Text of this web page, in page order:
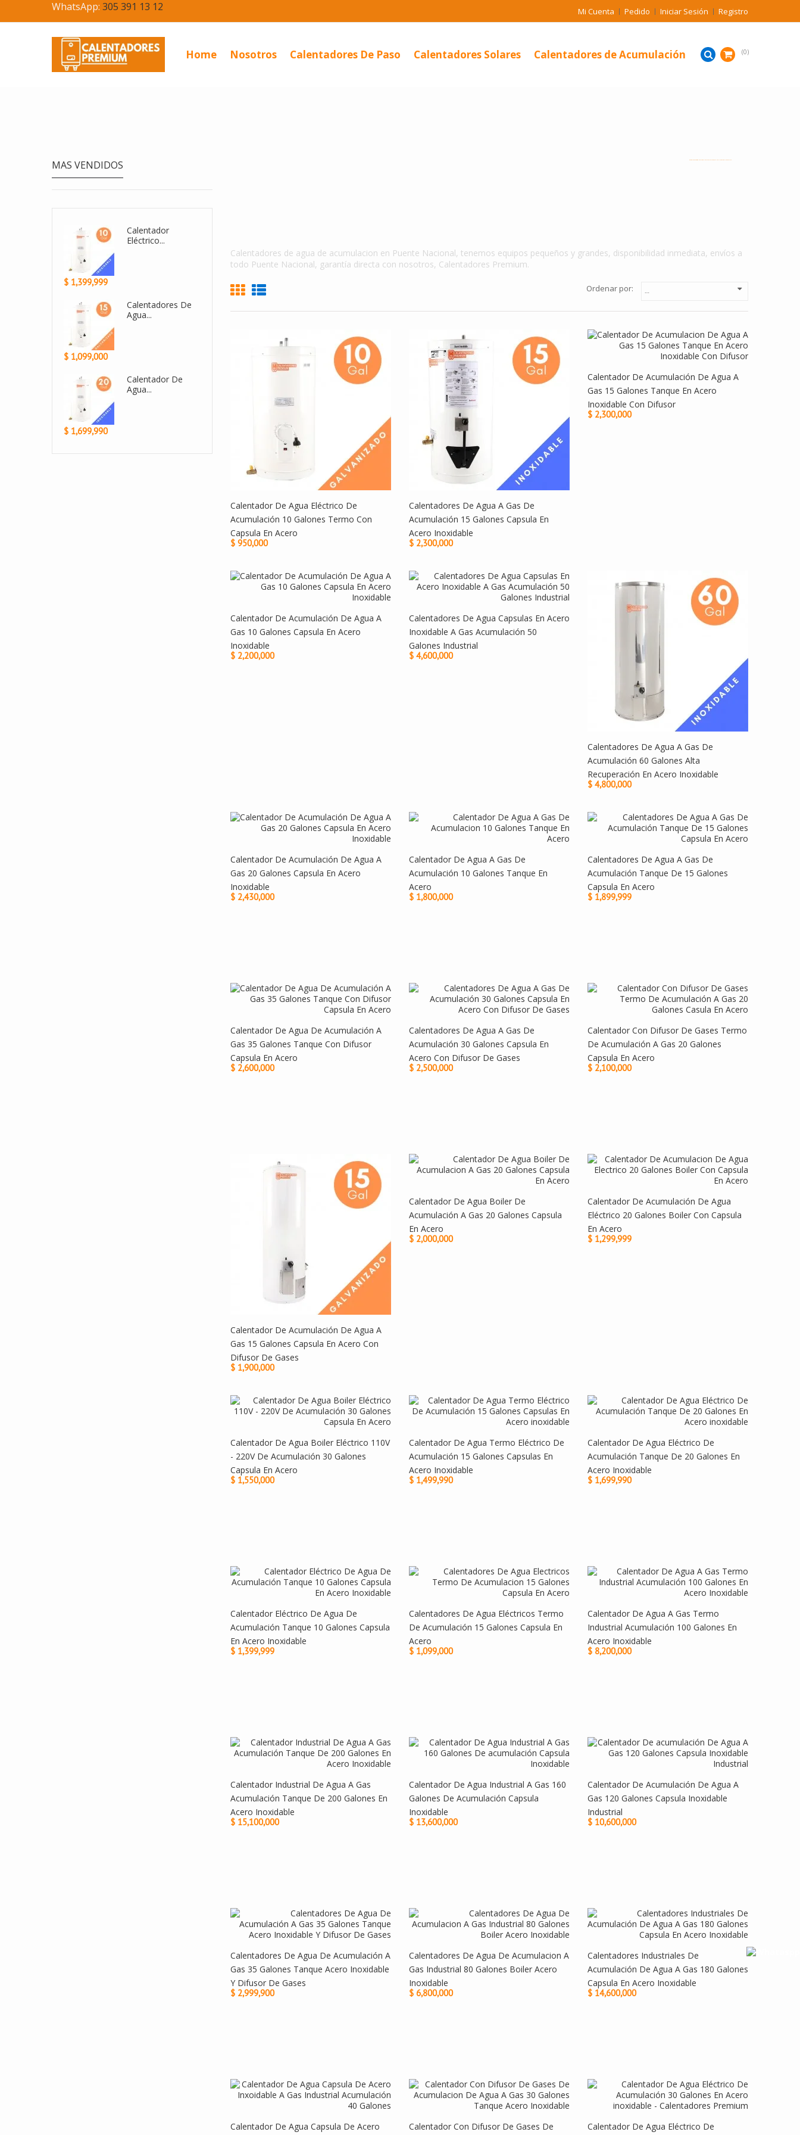
Mi Cuenta Pedido Iniciar Sesión Registro
WhatsApp: 305 391 13 12
Home Nosotros Calentadores De Paso Calentadores Solares Calentadores de Acumulación 0
MAS VENDIDOS
Calentador De...
$ 2,430,000
Calentadores De
Agua...
$ 2,999,900
Calentador De Agua A...
$ 1,800,000
Agua...
CALENTADORES DE AGUA DE ACUMULACION EN PUENTE NACIONAL
Calentadores de agua de acumulacion en Puente Nacional, tenemos equipos pequeños y grandes, disponibilidad inmediata, envíos a
todo Puente Nacional, garantía directa con nosotros, Calentadores Premium.
Ordenar por:
Calentador De Agua Eléctrico De
Acumulación 10 Galones Termo Con
Capsula En Acero
$ 950,000
Calentadores De Agua A Gas De
Acumulación 15 Galones Capsula En
Acero Inoxidable
$ 2,300,000
Calentador De Acumulación De Agua A
Gas 15 Galones Tanque En Acero
Inoxidable Con Difusor
$ 2,300,000
Calentador De Acumulación De Agua A
Gas 10 Galones Capsula En Acero
Inoxidable
$ 2,200,000
Calentadores De Agua Capsulas En Acero
Inoxidable A Gas Acumulación 50
Galones Industrial
$ 4,600,000
Calentadores De Agua A Gas De
Acumulación 60 Galones Alta
Recuperación En Acero Inoxidable
$ 4,800,000
Calentador De Acumulación De Agua A
Gas 20 Galones Capsula En Acero
Inoxidable
$ 2,430,000
Calentador De Agua A Gas De
Acumulación 10 Galones Tanque En
Acero
$ 1,800,000
Calentadores De Agua A Gas De
Acumulación Tanque De 15 Galones
Capsula En Acero
$ 1,899,999
Calentador De Agua De Acumulación A
Gas 35 Galones Tanque Con Difusor
Capsula En Acero
$ 2,600,000
Calentadores De Agua A Gas De
Acumulación 30 Galones Capsula En
Acero Con Difusor De Gases
$ 2,500,000
Calentador Con Difusor De Gases Termo
De Acumulación A Gas 20 Galones
Capsula En Acero
$ 2,100,000
Calentador De Acumulación De Agua A
Gas 15 Galones Capsula En Acero Con
Difusor De Gases
$ 1,900,000
Calentador De Agua Boiler De
Acumulación A Gas 20 Galones Capsula
En Acero
$ 2,000,000
Calentador De Acumulación De Agua
Eléctrico 20 Galones Boiler Con Capsula
En Acero
$ 1,299,999
Calentador De Agua Boiler Eléctrico 110V
- 220V De Acumulación 30 Galones
Capsula En Acero
$ 1,550,000
Calentador De Agua Termo Eléctrico De
Acumulación 15 Galones Capsulas En
Acero Inoxidable
$ 1,499,990
Calentador De Agua Eléctrico De
Acumulación Tanque De 20 Galones En
Acero Inoxidable
$ 1,699,990
Calentador Eléctrico De Agua De
Acumulación Tanque 10 Galones Capsula
En Acero Inoxidable
$ 1,399,999
Calentadores De Agua Eléctricos Termo
De Acumulación 15 Galones Capsula En
Acero
$ 1,099,000
Calentador De Agua A Gas Termo
Industrial Acumulación 100 Galones En
Acero Inoxidable
$ 8,200,000
Calentador Industrial De Agua A Gas
Acumulación Tanque De 200 Galones En
Acero Inoxidable
$ 15,100,000
Calentador De Agua Industrial A Gas 160
Galones De Acumulación Capsula
Inoxidable
$ 13,600,000
Calentador De Acumulación De Agua A
Gas 120 Galones Capsula Inoxidable
Industrial
$ 10,600,000
Calentadores De Agua De Acumulación A
Gas 35 Galones Tanque Acero Inoxidable
Y Difusor De Gases
$ 2,999,900
Calentadores De Agua De Acumulacion A
Gas Industrial 80 Galones Boiler Acero
Inoxidable
$ 6,800,000
Calentadores Industriales De
Acumulación De Agua A Gas 180 Galones
Capsula En Acero Inoxidable
$ 14,600,000
Calentador De Agua Capsula De Acero
Calentador Con Difusor De Gases De
Calentador De Agua Eléctrico De